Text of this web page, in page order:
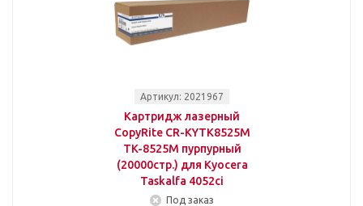
Артикул: 2021967
Картридж лазерный
CopyRite CR-KYTK8525M
TK-8525M пурпурный
(20000стр.) для Kyocera
Taskalfa 4052ci
Под заказ